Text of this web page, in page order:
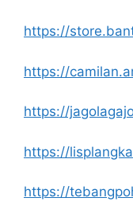
https://
https://
https://
https://
https://